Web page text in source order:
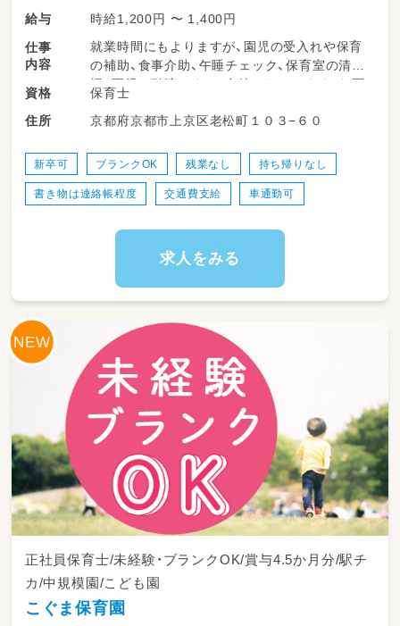
給与
時給1,200円 〜 1,400円
仕事
内容
就業時間にもよりますが、園児の受入れや保育
の補助、食事介助、午睡チェック、保育室の清
掃、園児の引渡しまで、多岐にわたりますが、園
児には必ず複数人で対応していただきますし、
もちろん常勤職員とは職務内容に差をつけてい
るよう一緒に遊ぶのが一番の仕事です。
資格
保育士
住所
京都府京都市上京区老松町１０３−６０
新卒可 ブランクOK 残業なし 持ち帰りなし
書き物は連絡帳程度 交通費支給 車通勤可
求人をみる
正社員保育士/未経験・ブランクOK/賞与4.5か月分/駅チ
カ/中規模園/こども園
こぐま保育園